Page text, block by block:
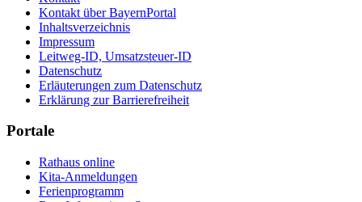
Kontakt über BayernPortal
Inhaltsverzeichnis
Impressum
Leitweg-ID, Umsatzsteuer-ID
Datenschutz
Erläuterungen zum Datenschutz
Erklärung zur Barrierefreiheit
Portale
Rathaus online
Kita-Anmeldungen
Ferienprogramm